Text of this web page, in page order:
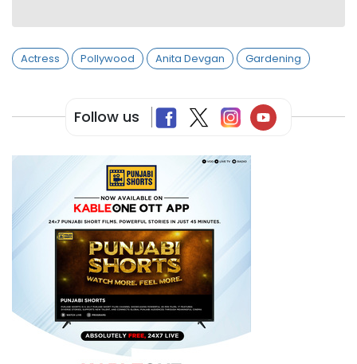
Actress Pollywood Anita Devgan Gardening
Follow us